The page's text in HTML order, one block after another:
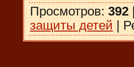
Просмотров: 392
защиты детей |